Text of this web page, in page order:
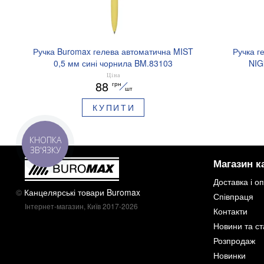
Ручка Buromax гелева автоматична MIST
0,5 мм сині чорнила BM.83103
Ціна
88 грн
шт
КУПИТИ
Ручка
© Канцелярські товари Buromax
Інтернет-магазин, Київ 2017-2026
Магазин
Доставка і
Співпраця
Контакти
Новини та
Розпродаж
Новинки
КНОПКА
ЗВ'ЯЗКУ